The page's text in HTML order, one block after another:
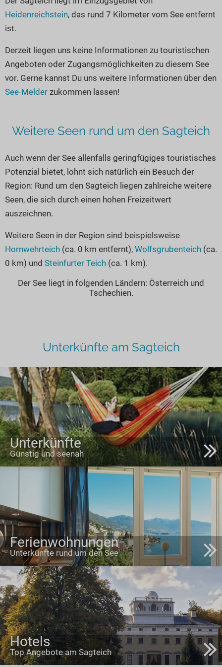
Glamping
Seen in Europa
Österreich
Frankreich
Niederlande
Schweden
alle Länder…
Heidenreichstein, das rund 7 Kilometer vom See entfernt
ist.
Derzeit liegen uns keine Informationen zu touristischen
Angeboten oder Zugangsmöglichkeiten zu diesem See
vor. Gerne kannst Du uns weitere Informationen über den
See-Melder zukommen lassen!
Weitere Seen rund um den Sagteich
Auch wenn der See allenfalls geringfügiges touristisches
Potenzial bietet, lohnt sich natürlich ein Besuch der
Region: Rund um den Sagteich liegen zahlreiche weitere
Seen, die sich durch einen hohen Freizeitwert
auszeichnen.
Weitere Seen in der Region sind beispielsweise
Hornwehrteich (ca. 0 km entfernt), Wolfsgrubenteich (ca.
0 km) und Steinfurter Teich (ca. 1 km).
Der See liegt in folgenden Ländern: Österreich und
Tschechien.
Unterkünfte am Sagteich
Unterkünfte
Günstig und seenah
Ferienwohnungen
Unterkünfte rund um den See
Hotels
Top Angebote am Sagteich